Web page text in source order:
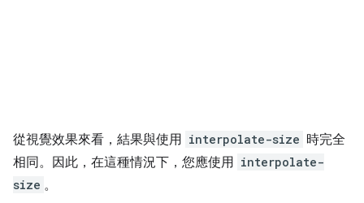
從視覺效果來看，結果與使用 interpolate-size 時完全
相同。因此，在這種情況下，您應使用 interpolate-
size 。